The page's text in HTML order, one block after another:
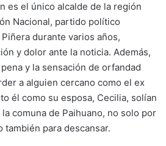
es el único alcalde de la región
Nacional, partido político
durante varios años,
y dolor ante la noticia. Además,
y la sensación de orfandad
a alguien cercano como el ex
él como su esposa, Cecilia, solían
comuna de Paihuano, no solo por
también para descansar.